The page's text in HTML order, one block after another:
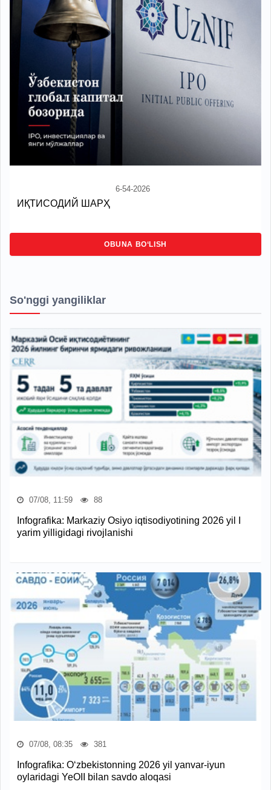
6-54-2026
ИҚТИСОДИЙ ШАРҲ
OBUNA BO‘LISH
So'nggi yangiliklar
07/08, 11:59 88
Infografika: Markaziy Osiyo iqtisodiyotining 2026 yil I
yarim yilligidagi rivojlanishi
07/08, 08:35 381
Infografika: O‘zbekistonning 2026 yil yanvar-iyun
oylaridagi YeOII bilan savdo aloqasi